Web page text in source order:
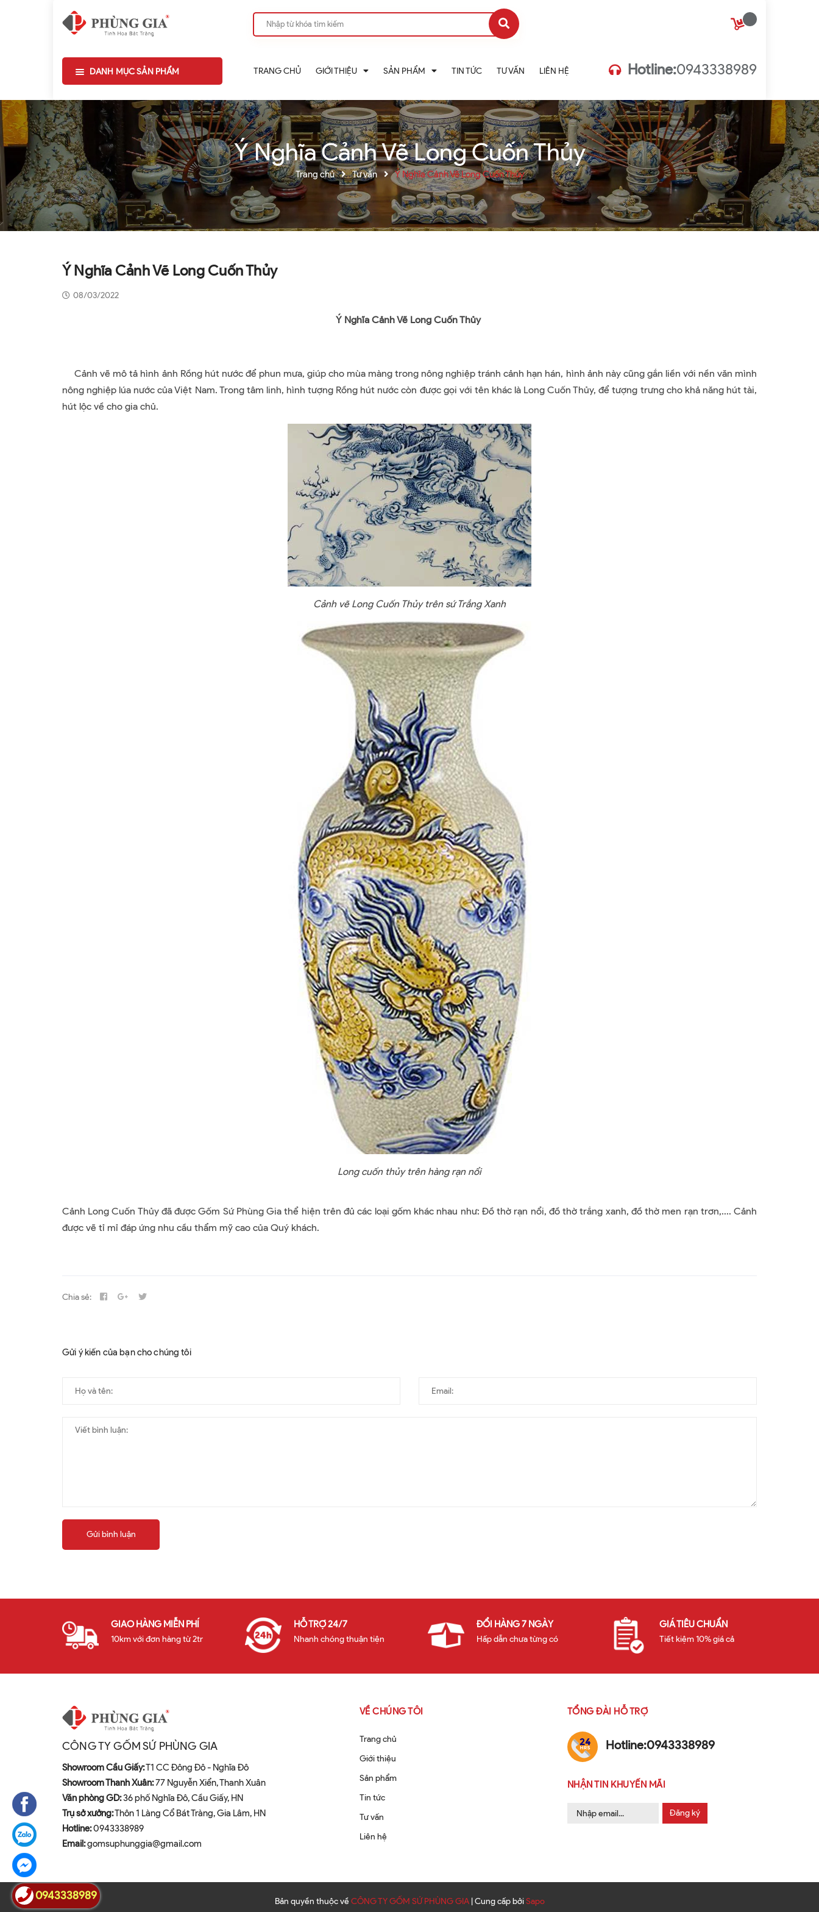
DANH MỤC SẢN PHẨM TRANG CHỦ GIỚI THIỆU SẢN PHẨM TIN TỨC TƯ VẤN LIÊN HỆ Hotline:0943338989
Ý Nghĩa Cảnh Vẽ Long Cuốn Thủy
Trang chủ Tư vấn Ý Nghĩa Cảnh Vẽ Long Cuốn Thủy
Ý Nghĩa Cảnh Vẽ Long Cuốn Thủy
08/03/2022
Ý Nghĩa Cảnh Vẽ Long Cuốn Thủy
Cảnh vẽ mô tả hình ảnh Rồng hút nước để phun mưa, giúp cho mùa màng trong nông nghiệp tránh cảnh hạn hán, hình ảnh này cũng gắn liền với nền văn mình
nông nghiệp lúa nước của Việt Nam. Trong tâm linh, hình tượng Rồng hút nước còn được gọi với tên khác là Long Cuốn Thủy, để tượng trưng cho khả năng hút tài,
hút lộc về cho gia chủ.
Cảnh vẽ Long Cuốn Thủy trên sứ Trắng Xanh
Long cuốn thủy trên hàng rạn nổi
Cảnh Long Cuốn Thủy đã được Gốm Sứ Phùng Gia thể hiện trên đủ các loại gốm khác nhau như: Đồ thờ rạn nổi, đồ thờ trắng xanh, đồ thờ men rạn trơn,.... Cảnh
được vẽ tỉ mỉ đáp ứng nhu cầu thẩm mỹ cao của Quý khách.
Chia sẻ:
Gửi ý kiến của bạn cho chúng tôi
Gửi bình luận
GIAO HÀNG MIỄN PHÍ
10km với đơn hàng từ 2tr
HỖ TRỢ 24/7
Nhanh chóng thuận tiện
ĐỔI HÀNG 7 NGÀY
Hấp dẫn chưa từng có
GIÁ TIÊU CHUẨN
Tiết kiệm 10% giá cả
CÔNG TY GỐM SỨ PHÙNG GIA
Showroom Cầu Giấy:T1 CC Đông Đô - Nghĩa Đô
Showroom Thanh Xuân:77 Nguyễn Xiển, Thanh Xuân
Văn phòng GD:36 phố Nghĩa Đô, Cầu Giấy, HN
Trụ sở xưởng:Thôn 1 Làng Cổ Bát Tràng, Gia Lâm, HN
Hotline:0943338989
Email:gomsuphunggia@gmail.com
VỀ CHÚNG TÔI
Trang chủ
Giới thiệu
Sản phẩm
Tin tức
Tư vấn
Liên hệ
TỔNG ĐÀI HỖ TRỢ
Hotline:0943338989
NHẬN TIN KHUYẾN MÃI
Đăng ký
Bản quyền thuộc về CÔNG TY GỐM SỨ PHÙNG GIA| Cung cấp bởi Sapo
0943338989